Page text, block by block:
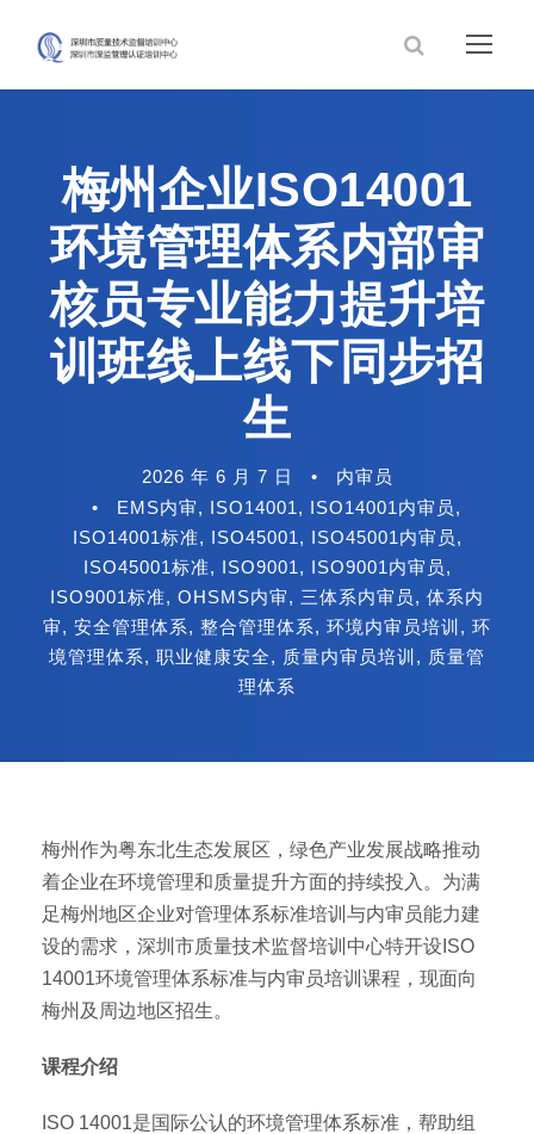
梅州企业ISO14001
环境管理体系内部审
核员专业能力提升培
训班线上线下同步招
生
2026 年 6 月 7 日 •
内审员
•
EMS内审, ISO14001, ISO14001内审员,
ISO14001标准, ISO45001, ISO45001内审员,
ISO45001标准, ISO9001, ISO9001内审员,
ISO9001标准, OHSMS内审, 三体系内审员, 体系内
审, 安全管理体系, 整合管理体系, 环境内审员培训 , 环
境管理体系, 职业健康安全, 质量内审员培训 , 质量管
理体系
梅州作为粤东北生态发展区，绿色产业发展战略推动
着企业在环境管理和质量提升方面的持续投入。为满
足梅州地区企业对管理体系标准培训与内审员能力建
设的需求，深圳市质量技术监督培训中心特开设ISO
14001环境管理体系标准与内审员培训课程，现面向
梅州及周边地区招生。
课程介绍
ISO 14001是国际公认的环境管理体系标准，帮助组